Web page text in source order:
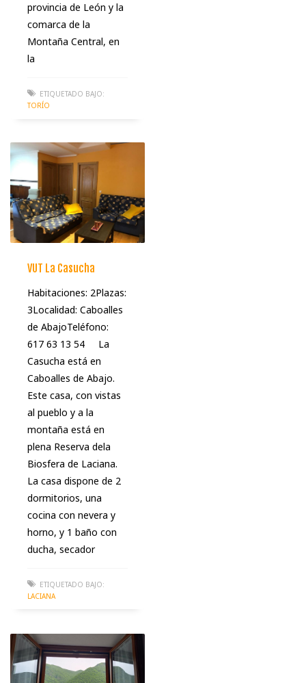
provincia de León y la
comarca de la
Montaña Central, en
la
ETIQUETADO BAJO:
TORÍO
VUT La Casucha
Habitaciones: 2Plazas:
3Localidad: Caboalles
de AbajoTeléfono:
617 63 13 54 La
Casucha está en
Caboalles de Abajo.
Este casa, con vistas
al pueblo y a la
montaña está en
plena Reserva dela
Biosfera de Laciana.
La casa dispone de 2
dormitorios, una
cocina con nevera y
horno, y 1 baño con
ducha, secador
ETIQUETADO BAJO:
LACIANA